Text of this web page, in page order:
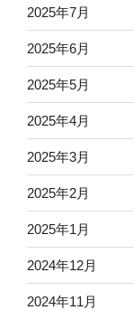
2025年7月
2025年6月
2025年5月
2025年4月
2025年3月
2025年2月
2025年1月
2024年12月
2024年11月